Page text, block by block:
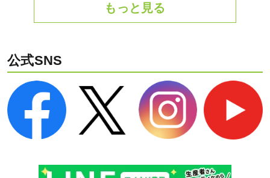
もっと見る
公式SNS